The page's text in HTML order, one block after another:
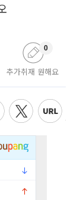
추가취재 원해요
0